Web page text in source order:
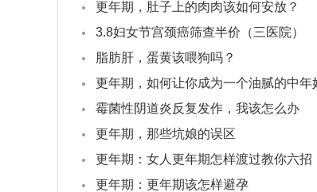
更年期，肚子上的肉肉该如何安放？
3.8妇女节宫颈癌筛查半价（三医院）
脂肪肝，蛋黄该喂狗吗？
更年期，如何让你成为一个油腻的中年
女
霉菌性阴道炎反复发作，我该怎么办
更年期，那些坑娘的误区
更年期：女人更年期怎样渡过教你六招
更年期：更年期该怎样避孕